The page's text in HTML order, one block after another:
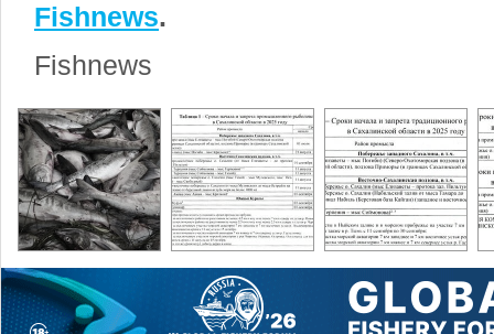
Fishnews.
Fishnews